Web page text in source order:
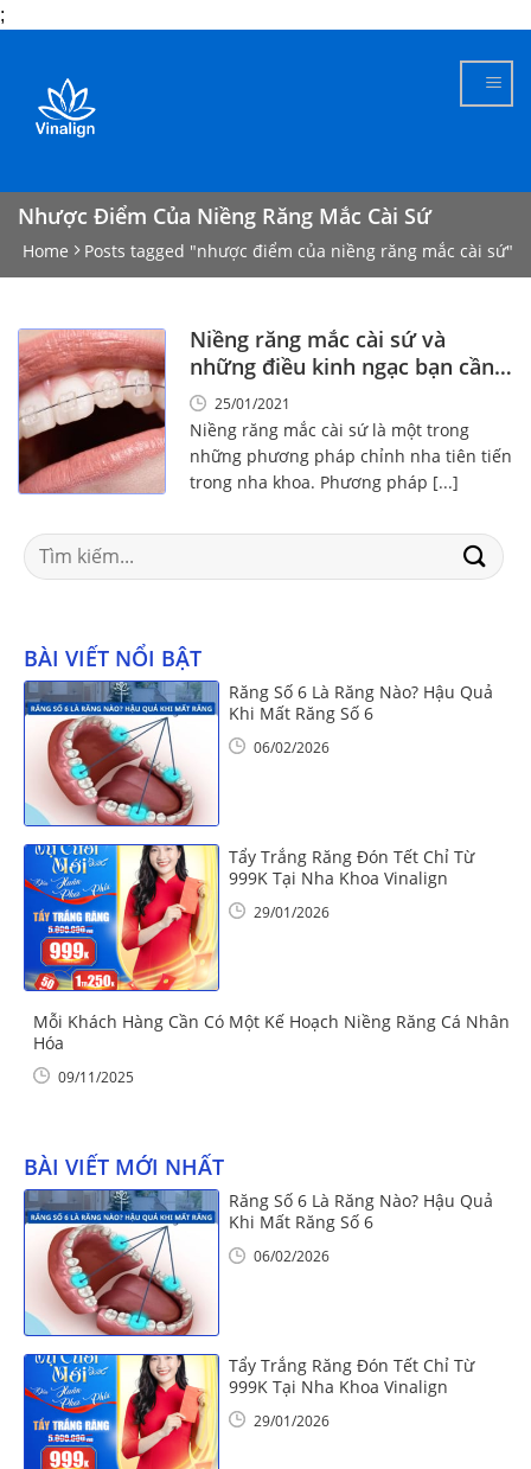
;
content
Nhược Điểm Của Niềng Răng Mắc Cài Sứ
Home Posts tagged "nhược điểm của niềng răng mắc cài sứ"
Niềng răng mắc cài sứ và
những điều kinh ngạc bạn cần
biết – Nên đọc!
25/01/2021
Niềng răng mắc cài sứ là một trong
những phương pháp chỉnh nha tiên tiến
trong nha khoa. Phương pháp [...]
Search
for:
BÀI VIẾT NỔI BẬT
Răng Số 6 Là Răng Nào? Hậu Quả
Khi Mất Răng Số 6
06/02/2026
Tẩy Trắng Răng Đón Tết Chỉ Từ
999K Tại Nha Khoa Vinalign
29/01/2026
Mỗi Khách Hàng Cần Có Một Kế Hoạch Niềng Răng Cá Nhân
Hóa
09/11/2025
BÀI VIẾT MỚI NHẤT
Răng Số 6 Là Răng Nào? Hậu Quả
Khi Mất Răng Số 6
06/02/2026
Tẩy Trắng Răng Đón Tết Chỉ Từ
999K Tại Nha Khoa Vinalign
29/01/2026